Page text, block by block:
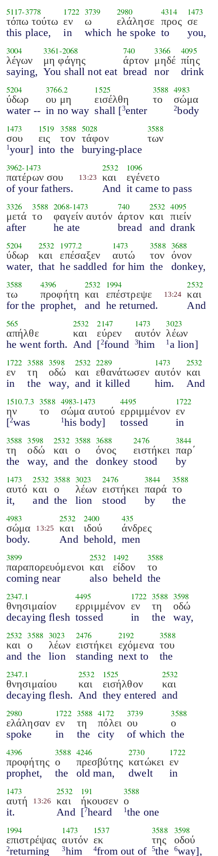
5117-3778
τόπω τούτω
this place,
1722
εν
in
3739
ω
which
2980
ελάλησε
he spoke
4314
προς
to
1473
σε
you,
3004
λέγων
saying,
3361-2068
μη φάγης
You shall not eat
740
άρτον
bread
3366
μηδέ
nor
4095
πίης
drink
5204
ύδωρ
water --
3766.2
ου μη
in no way
1525
εισέλθη
shall [3enter
3588
το
4983
σώμα
2body
1473
σου
1 your]
1519
εις
into
3588
τον
the
5028
τάφον
burying-place
3588
των
3962-1473
πατέρων σου
of your fathers.
13:23
2532
και
And
1096
εγένετο
it came to pass
3326
μετά
after
3588
το
2068-1473
φαγείν αυτόν
he ate
740
άρτον
bread
2532
και
and
4095
πιείν
drank
5204
ύδωρ
water,
2532
και
that
1977.2
επέσαξεν
he saddled
1473
αυτώ
for him
3588
τον
the
3688
όνον
donkey,
3588
τω
for the
4396
προφήτη
prophet,
2532
και
and
1994
επέστρεψε
he returned.
13:24
2532
και
And
565
απήλθε
he went forth.
2532
και
And
2147
εύρεν
[2found
1473
αυτόν
3him
3023
λέων
1 a lion]
1722
εν
in
3588
τη
the
3598
οδώ
way,
2532
και
and
2289
εθανάτωσεν
it killed
1473
αυτόν
him.
2532
και
And
1510.7.3
ην
[2was
3588
το
4983-1473
σώμα αυτού
1 his body]
4495
ερριμμένον
tossed
1722
εν
in
3588
τη
the
3598
οδώ
way,
2532
και
and
3588
ο
the
3688
όνος
donkey
2476
ειστήκει
stood
3844
παρ΄
by
1473
αυτό
it,
2532
και
and
3588
ο
the
3023
λέων
lion
2476
ειστήκει
stood
3844
παρά
by
3588
το
the
4983
σώμα
body.
13:25
2532
και
And
2400
ιδού
behold,
435
άνδρες
men
3899
παραπορευόμενοι
coming near
2532
και
also
1492
είδον
beheld
3588
το
the
2347.1
θνησιμαίον
decaying flesh
4495
ερριμμένον
tossed
1722
εν
in
3588
τη
the
3598
οδώ
way,
2532
και
and
3588
ο
the
3023
λέων
lion
2476
ειστήκει
standing
2192
εχόμενα
next to
3588
του
the
2347.1
θνησιμαίου
decaying flesh.
2532
και
And
1525
εισήλθον
they entered
2532
και
and
2980
ελάλησαν
spoke
1722
εν
in
3588
τη
the
4172
πόλει
city
3739
ου
of which
3588
ο
the
4396
προφήτης
prophet,
3588
ο
the
4246
πρεσβύτης
old man,
2730
κατώκει
dwelt
1722
εν
in
1473
αυτή
it.
13:26
2532
και
And
191
ήκουσεν
[7heard
3588
ο
1 the one
1994
επιστρέψας
2returning
1473
αυτόν
3him
1537
εκ
4from out of
3588
της
5the
3598
οδού
6way],